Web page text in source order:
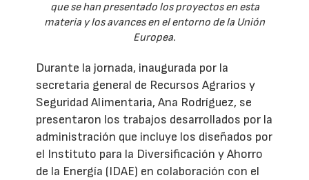
que se han presentado los proyectos en esta
materia y los avances en el entorno de la Unión
Europea.
Durante la jornada, inaugurada por la
secretaria general de Recursos Agrarios y
Seguridad Alimentaria, Ana Rodríguez, se
presentaron los trabajos desarrollados por la
administración que incluye los diseñados por
el Instituto para la Diversificación y Ahorro
de la Energía (IDAE) en colaboración con el